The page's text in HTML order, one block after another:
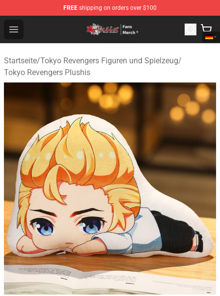
FREE shipping on orders over $100
Open menu
Tokyo Revengers Store - Official Tokyo Revengers
Startseite/Tokyo Revengers Figuren und Spielzeug/
Tokyo Revengers Plushis